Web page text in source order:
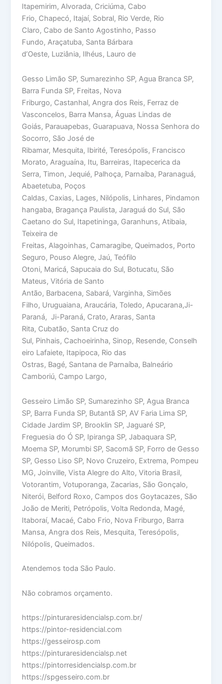
Itapemirim, Alvorada, Criciúma, Cabo
Frio, Chapecó, Itajaí, Sobral, Rio Verde, Rio
Claro, Cabo de Santo Agostinho, Passo
Fundo, Araçatuba, Santa Bárbara
d’Oeste, Luziânia, Ilhéus, Lauro de
Gesso Limão SP, Sumarezinho SP, Agua Branca SP,
Barra Funda SP, Freitas, Nova
Friburgo, Castanhal, Angra dos Reis, Ferraz de
Vasconcelos, Barra Mansa, Águas Lindas de
Goiás, Parauapebas, Guarapuava, Nossa Senhora do
Socorro, São José de
Ribamar, Mesquita, Ibirité, Teresópolis, Francisco
Morato, Araguaína, Itu, Barreiras, Itapecerica da
Serra, Timon, Jequié, Palhoça, Parnaíba, Paranaguá,
Abaetetuba, Poços
Caldas, Caxias, Lages, Nilópolis, Linhares, Pindamon
hangaba, Bragança Paulista, Jaraguá do Sul, São
Caetano do Sul, Itapetininga, Garanhuns, Atibaia,
Teixeira de
Freitas, Alagoinhas, Camaragibe, Queimados, Porto
Seguro, Pouso Alegre, Jaú, Teófilo
Otoni, Maricá, Sapucaia do Sul, Botucatu, São
Mateus, Vitória de Santo
Antão, Barbacena, Sabará, Varginha, Simões
Filho, Uruguaiana, Araucária, Toledo, Apucarana,Ji-
Paraná, Ji-Paraná, Crato, Araras, Santa
Rita, Cubatão, Santa Cruz do
Sul, Pinhais, Cachoeirinha, Sinop, Resende, Conselh
eiro Lafaiete, Itapipoca, Rio das
Ostras, Bagé, Santana de Parnaíba, Balneário
Camboriú, Campo Largo,
Gesseiro Limão SP, Sumarezinho SP, Agua Branca
SP, Barra Funda SP, Butantã SP, AV Faria Lima SP,
Cidade Jardim SP, Brooklin SP, Jaguaré SP,
Freguesia do Ó SP, Ipiranga SP, Jabaquara SP,
Moema SP, Morumbi SP, Sacomã SP, Forro de Gesso
SP, Gesso Liso SP, Novo Cruzeiro, Extrema, Pompeu
MG, Joinville, Vista Alegre do Alto, Vitoria Brasil,
Votorantim, Votuporanga, Zacarias, São Gonçalo,
Niterói, Belford Roxo, Campos dos Goytacazes, São
João de Meriti, Petrópolis, Volta Redonda, Magé,
Itaboraí, Macaé, Cabo Frio, Nova Friburgo, Barra
Mansa, Angra dos Reis, Mesquita, Teresópolis,
Nilópolis, Queimados.
Atendemos toda São Paulo.
Não cobramos orçamento.
https://pinturaresidencialsp.com.br/
https://pintor-residencial.com
https://gesseirosp.com
https://pinturaresidencialsp.net
https://pintorresidencialsp.com.br
https://spgesseiro.com.br